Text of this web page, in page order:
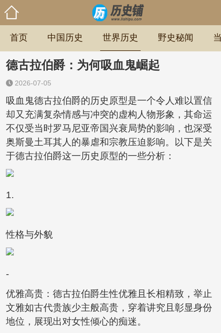
首页 中国历史 世界历史 野史秘闻
德古拉伯爵：为何吸血鬼崛起
2026-07-05
吸血鬼德古拉伯爵的历史原型是一个令人难以置信
却又充满复杂情感与冲突的虚构人物形象，其命运
不仅受当时罗马尼亚帝国兴衰局势的影响，也深受
奥斯曼土耳其人的暴虐和宗教压迫影响。以下是关
于德古拉伯爵这一历史原型的一些分析：
1.
性格与外貌
-
优雅高贵：德古拉伯爵生性优雅且长相精致，举止
文雅如古代贵族少主般高贵，穿着讲究且彰显身份
地位，展现出对女性倾心的痴迷。